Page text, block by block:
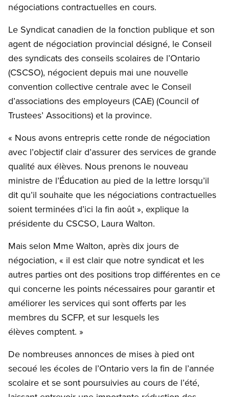
négociations contractuelles en cours.
Le Syndicat canadien de la fonction publique et son
agent de négociation provincial désigné, le Conseil
des syndicats des conseils scolaires de l’Ontario
(CSCSO), négocient depuis mai une nouvelle
convention collective centrale avec le Conseil
d’associations des employeurs (CAE) (Council of
Trustees’ Associtions) et la province.
« Nous avons entrepris cette ronde de négociation
avec l’objectif clair d’assurer des services de grande
qualité aux élèves. Nous prenons le nouveau
ministre de l’Éducation au pied de la lettre lorsqu’il
dit qu’il souhaite que les négociations contractuelles
soient terminées d’ici la fin août », explique la
présidente du CSCSO, Laura Walton.
Mais selon Mme Walton, après dix jours de
négociation, « il est clair que notre syndicat et les
autres parties ont des positions trop différentes en ce
qui concerne les points nécessaires pour garantir et
améliorer les services qui sont offerts par les
membres du SCFP, et sur lesquels les
élèves comptent. »
De nombreuses annonces de mises à pied ont
secoué les écoles de l’Ontario vers la fin de l’année
scolaire et se sont poursuivies au cours de l’été,